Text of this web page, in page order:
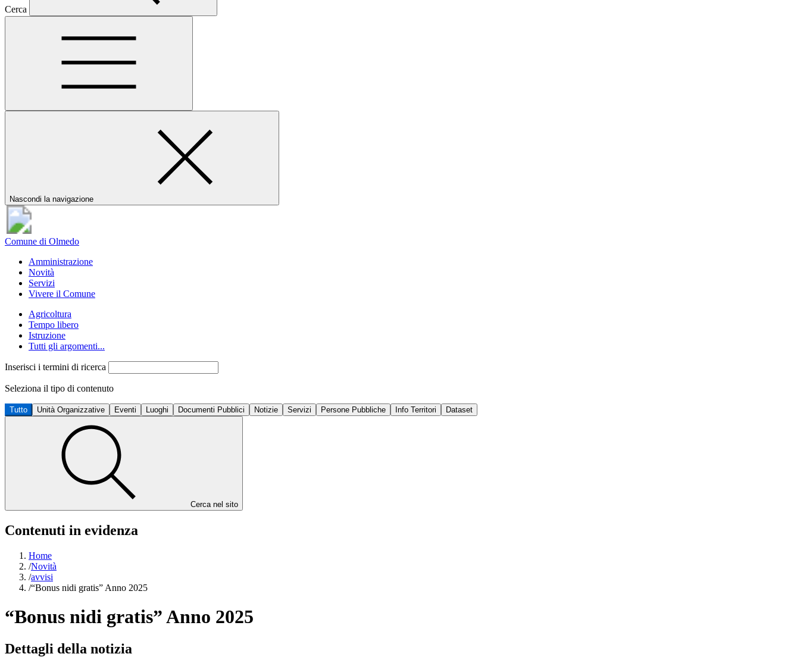
Cerca
Nascondi la navigazione
Comune di Olmedo
Amministrazione
Novità
Servizi
Vivere il Comune
Agricoltura
Tempo libero
Istruzione
Tutti gli argomenti...
Inserisci i termini di ricerca
Seleziona il tipo di contenuto
Tutto Unità Organizzative Eventi Luoghi Documenti Pubblici Notizie Servizi Persone Pubbliche Info Territori Dataset
Cerca nel sito
Contenuti in evidenza
Home
/Novità
/avvisi
/“Bonus nidi gratis” Anno 2025
“Bonus nidi gratis” Anno 2025
Dettagli della notizia